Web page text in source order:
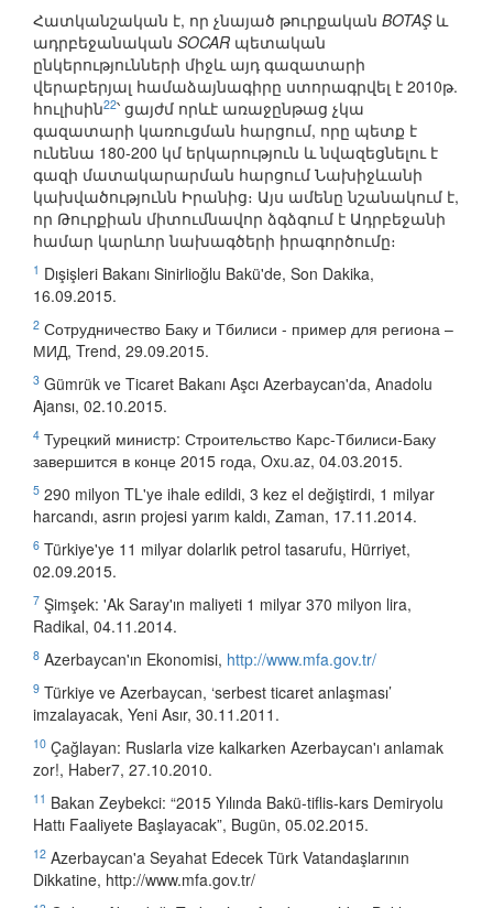
Հատկանշական է, որ չնայած թուրքական BOTAŞև
ադրբեջանական SOCAR պետական
ընկերությունների միջև այդ գազատարի
վերաբերյալ համաձայնագիրը ստորագրվել է 2010թ.
հուլիսին22՝ ցայժմ որևէ առաջընթաց չկա
գազատարի կառուցման հարցում, որը պետք է
ունենա 180-200 կմ երկարություն և նվազեցնելու է
գազի մատակարարման հարցում Նախիջևանի
կախվածությունն Իրանից։ Այս ամենը նշանակում է,
որ Թուրքիան միտումնավոր ձգձգում է Ադրբեջանի
համար կարևոր նախագծերի իրագործումը։
1 Dışişleri Bakanı Sinirlioğlu Bakü'de, Son Dakika,
16.09.2015.
2 Сотрудничество Баку и Тбилиси - пример для региона –
МИД, Trend, 29.09.2015.
3 Gümrük ve Ticaret Bakanı Aşcı Azerbaycan'da, Anadolu
Ajansı, 02.10.2015.
4 Турецкий министр: Строительство Карс-Тбилиси-Баку
завершится в конце 2015 года, Oxu.az, 04.03.2015.
5 290 milyon TL'ye ihale edildi, 3 kez el değiştirdi, 1 milyar
harcandı, asrın projesi yarım kaldı, Zaman, 17.11.2014.
6 Türkiye'ye 11 milyar dolarlık petrol tasarufu, Hürriyet,
02.09.2015.
7 Şimşek: 'Ak Saray'ın maliyeti 1 milyar 370 milyon lira,
Radikal, 04.11.2014.
8 Azerbaycan'ın Ekonomisi, http://www.mfa.gov.tr/
9 Türkiye ve Azerbaycan, ‘serbest ticaret anlaşması’
imzalayacak, Yeni Asır, 30.11.2011.
10 Çağlayan: Ruslarla vize kalkarken Azerbaycan'ı anlamak
zor!, Haber7, 27.10.2010.
11 Bakan Zeybekci: “2015 Yılında Bakü-tiflis-kars Demiryolu
Hattı Faaliyete Başlayacak”, Bugün, 05.02.2015.
12 Azerbaycan'a Seyahat Edecek Türk Vatandaşlarının
Dikkatine, http://www.mfa.gov.tr/